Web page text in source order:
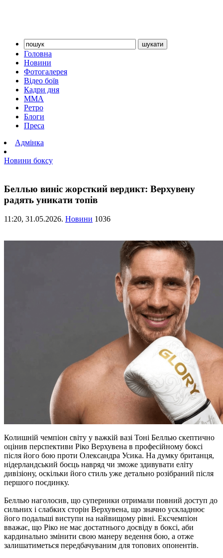
Головна
Новини
Фотогалерея
Відео боїв
Кадри дня
ММА
Ретро
Блоги
Преса
Адмінка
Новини боксу
Беллью виніс жорсткий вердикт: Верхувену
радять уникати топів
11:20, 31.05.2026. Новини 1036
Колишній чемпіон світу у важкій вазі Тоні Беллью скептично
оцінив перспективи Ріко Верхувена в професійному боксі
після його бою проти Олександра Усика. На думку британця,
нідерландський боєць навряд чи зможе здивувати еліту
дивізіону, оскільки його стиль уже детально розібраний після
першого поєдинку.
Беллью наголосив, що суперники отримали повний доступ до
сильних і слабких сторін Верхувена, що значно ускладнює
його подальші виступи на найвищому рівні. Ексчемпіон
вважає, що Ріко не має достатнього досвіду в боксі, аби
кардинально змінити свою манеру ведення бою, а отже
залишатиметься передбачуваним для топових опонентів.